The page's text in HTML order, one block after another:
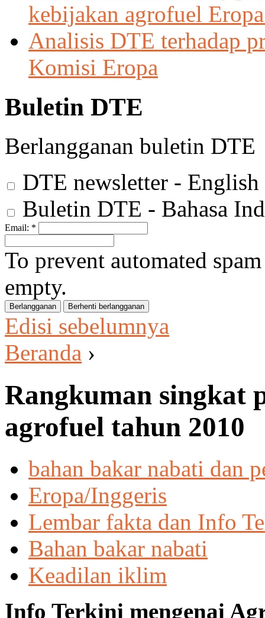
kebijakan agrofuel
Analisis DTE terhadap
Komisi Eropa
Buletin DTE
Berlangganan buletin DTE
DTE newsletter - English
Buletin DTE - Bahasa
Email: *
To prevent automated
empty.
Edisi sebelumnya
Beranda ›
Rangkuman singkat
agrofuel tahun 2010
bahan bakar nabati dan
Eropa/Inggeris
Lembar fakta dan Info
Bahan bakar nabati
Keadilan iklim
Info Terkini mengenai